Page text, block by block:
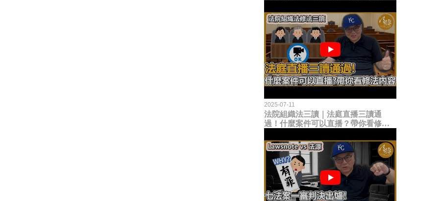
2025-07-11
法院組織法三讀｜法庭直播三讀通
過！什麼案件可以直播？帶你看修法